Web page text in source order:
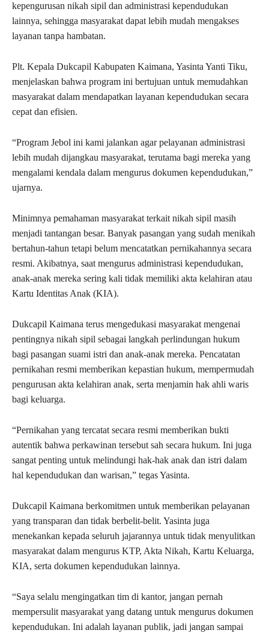
kepengurusan nikah sipil dan administrasi kependudukan
lainnya, sehingga masyarakat dapat lebih mudah mengakses
layanan tanpa hambatan.
Plt. Kepala Dukcapil Kabupaten Kaimana, Yasinta Yanti Tiku,
menjelaskan bahwa program ini bertujuan untuk memudahkan
masyarakat dalam mendapatkan layanan kependudukan secara
cepat dan efisien.
“Program Jebol ini kami jalankan agar pelayanan administrasi
lebih mudah dijangkau masyarakat, terutama bagi mereka yang
mengalami kendala dalam mengurus dokumen kependudukan,”
ujarnya.
Minimnya pemahaman masyarakat terkait nikah sipil masih
menjadi tantangan besar. Banyak pasangan yang sudah menikah
bertahun-tahun tetapi belum mencatatkan pernikahannya secara
resmi. Akibatnya, saat mengurus administrasi kependudukan,
anak-anak mereka sering kali tidak memiliki akta kelahiran atau
Kartu Identitas Anak (KIA).
Dukcapil Kaimana terus mengedukasi masyarakat mengenai
pentingnya nikah sipil sebagai langkah perlindungan hukum
bagi pasangan suami istri dan anak-anak mereka. Pencatatan
pernikahan resmi memberikan kepastian hukum, mempermudah
pengurusan akta kelahiran anak, serta menjamin hak ahli waris
bagi keluarga.
“Pernikahan yang tercatat secara resmi memberikan bukti
autentik bahwa perkawinan tersebut sah secara hukum. Ini juga
sangat penting untuk melindungi hak-hak anak dan istri dalam
hal kependudukan dan warisan,” tegas Yasinta.
Dukcapil Kaimana berkomitmen untuk memberikan pelayanan
yang transparan dan tidak berbelit-belit. Yasinta juga
menekankan kepada seluruh jajarannya untuk tidak menyulitkan
masyarakat dalam mengurus KTP, Akta Nikah, Kartu Keluarga,
KIA, serta dokumen kependudukan lainnya.
“Saya selalu mengingatkan tim di kantor, jangan pernah
mempersulit masyarakat yang datang untuk mengurus dokumen
kependudukan. Ini adalah layanan publik, jadi jangan sampai